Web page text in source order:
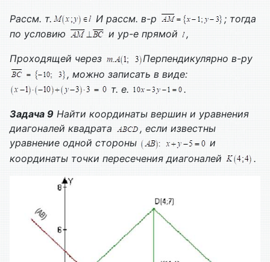
Рассм. т. И рассм. в-р
; тогда
по условию
и ур-е прямой ,
Проходящей через
Перпендикулярно в-ру
, можно записать в виде:
т. е.
.
Задача 9 Найти координаты вершин и уравнения
диагоналей квадрата
, если известны
уравнение одной стороны
и
координаты точки пересечения диагоналей
.